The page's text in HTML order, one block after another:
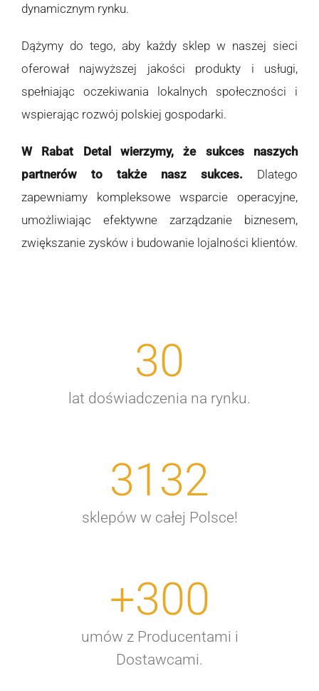
dynamicznym rynku.
Dążymy do tego, aby każdy sklep w naszej sieci
oferował najwyższej jakości produkty i usługi,
spełniając oczekiwania lokalnych społeczności i
wspierając rozwój polskiej gospodarki.
W Rabat Detal wierzymy, że sukces naszych
partnerów to także nasz sukces. Dlatego
zapewniamy kompleksowe wsparcie operacyjne,
umożliwiając efektywne zarządzanie biznesem,
zwiększanie zysków i budowanie lojalności klientów.
30
lat doświadczenia na rynku.
3132
sklepów w całej Polsce!
+300
umów z Producentami i
Dostawcami.